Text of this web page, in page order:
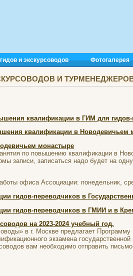
и экскурсоводов Фотогалерея
И ТУРМЕНЕДЖЕРОВ
квалификации в ГИМ для гидов-
квалификации в Новодевичьем
монастыре
по повышению квалификации в
записи, записаться надо будет на одну
офиса Ассоциации: понедельник,
гидов-переводчиков в
гидов-переводчиков в ГМИИ и в
на 2023-2024 учебный год.
в г. Москве предлагает
экзамена
вам необходимо отправить